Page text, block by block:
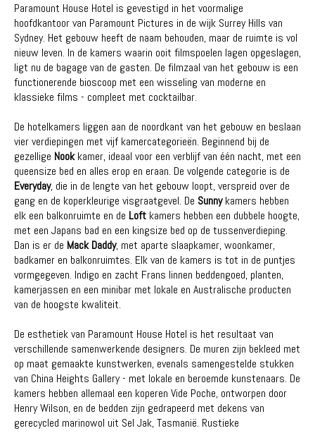
Paramount House Hotel is gevestigd in het voormalige
hoofdkantoor van Paramount Pictures in de wijk Surrey Hills van
Sydney. Het gebouw heeft de naam behouden, maar de ruimte is vol
nieuw leven. In de kamers waarin ooit filmspoelen lagen opgeslagen,
ligt nu de bagage van de gasten. De filmzaal van het gebouw is een
functionerende bioscoop met een wisseling van moderne en
klassieke films - compleet met cocktailbar.
De hotelkamers liggen aan de noordkant van het gebouw en beslaan
vier verdiepingen met vijf kamercategorieën. Beginnend bij de
gezellige Nookkamer, ideaal voor een verblijf van één nacht, met een
queensize bed en alles erop en eraan. De volgende categorie is de
Everyday, die in de lengte van het gebouw loopt, verspreid over de
gang en de koperkleurige visgraatgevel. De Sunnykamers hebben
elk een balkonruimte en de Loft kamers hebben een dubbele hoogte,
met een Japans bad en een kingsize bed op de tussenverdieping.
Dan is er de Mack Daddy, met aparte slaapkamer, woonkamer,
badkamer en balkonruimtes. Elk van de kamers is tot in de puntjes
vormgegeven. Indigo en zacht Frans linnen beddengoed, planten,
kamerjassen en een minibar met lokale en Australische producten
van de hoogste kwaliteit.
De esthetiek van Paramount House Hotel is het resultaat van
verschillende samenwerkende designers. De muren zijn bekleed met
op maat gemaakte kunstwerken, evenals samengestelde stukken
van China Heights Gallery - met lokale en beroemde kunstenaars. De
kamers hebben allemaal een koperen Vide Poche, ontworpen door
Henry Wilson, en de bedden zijn gedrapeerd met dekens van
gerecycled marinowol uit Sel Jak, Tasmanië. Rustieke